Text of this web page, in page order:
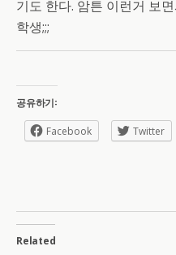
기도 한다. 암튼 이런거 보
학생;;;
공유하기:
Facebook Twitter
Related